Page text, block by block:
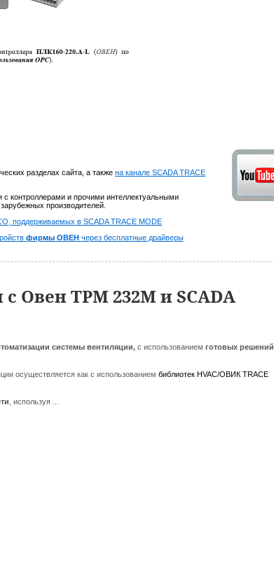
разделах сайта, а также на канале SCADA TRACE
с контроллерами и прочими интеллектуальными
производителей.
поддерживаемых в SCADA TRACE MODE
фирмы ОВЕН через бесплатные драйверы
Овен ТРМ 232М и SCADA
системы вентиляции, с использованием готовых решений
осуществляется как с использованием библиотек HVAC/ОВИК TRACE
, используя ...